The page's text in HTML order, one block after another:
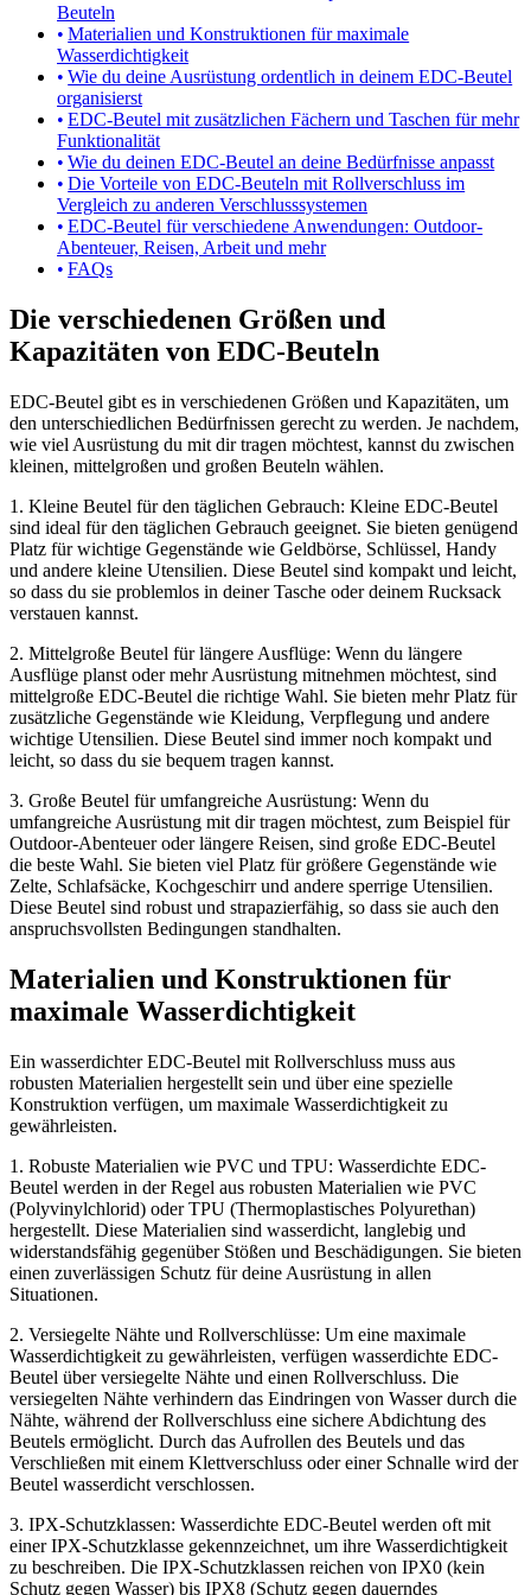
Beuteln
Materialien und Konstruktionen für maximale
Wasserdichtigkeit
Wie du deine Ausrüstung ordentlich in deinem EDC-Beutel
organisierst
EDC-Beutel mit zusätzlichen Fächern und Taschen für mehr
Funktionalität
Wie du deinen EDC-Beutel an deine Bedürfnisse anpasst
Die Vorteile von EDC-Beuteln mit Rollverschluss im
Vergleich zu anderen Verschlusssystemen
EDC-Beutel für verschiedene Anwendungen: Outdoor-
Abenteuer, Reisen, Arbeit und mehr
FAQs
Die verschiedenen Größen und
Kapazitäten von EDC-Beuteln
EDC-Beutel gibt es in verschiedenen Größen und Kapazitäten, um
den unterschiedlichen Bedürfnissen gerecht zu werden. Je nachdem,
wie viel Ausrüstung du mit dir tragen möchtest, kannst du zwischen
kleinen, mittelgroßen und großen Beuteln wählen.
1. Kleine Beutel für den täglichen Gebrauch: Kleine EDC-Beutel
sind ideal für den täglichen Gebrauch geeignet. Sie bieten genügend
Platz für wichtige Gegenstände wie Geldbörse, Schlüssel, Handy
und andere kleine Utensilien. Diese Beutel sind kompakt und leicht,
so dass du sie problemlos in deiner Tasche oder deinem Rucksack
verstauen kannst.
2. Mittelgroße Beutel für längere Ausflüge: Wenn du längere
Ausflüge planst oder mehr Ausrüstung mitnehmen möchtest, sind
mittelgroße EDC-Beutel die richtige Wahl. Sie bieten mehr Platz für
zusätzliche Gegenstände wie Kleidung, Verpflegung und andere
wichtige Utensilien. Diese Beutel sind immer noch kompakt und
leicht, so dass du sie bequem tragen kannst.
3. Große Beutel für umfangreiche Ausrüstung: Wenn du
umfangreiche Ausrüstung mit dir tragen möchtest, zum Beispiel für
Outdoor-Abenteuer oder längere Reisen, sind große EDC-Beutel
die beste Wahl. Sie bieten viel Platz für größere Gegenstände wie
Zelte, Schlafsäcke, Kochgeschirr und andere sperrige Utensilien.
Diese Beutel sind robust und strapazierfähig, so dass sie auch den
anspruchsvollsten Bedingungen standhalten.
Materialien und Konstruktionen für
maximale Wasserdichtigkeit
Ein wasserdichter EDC-Beutel mit Rollverschluss muss aus
robusten Materialien hergestellt sein und über eine spezielle
Konstruktion verfügen, um maximale Wasserdichtigkeit zu
gewährleisten.
1. Robuste Materialien wie PVC und TPU: Wasserdichte EDC-
Beutel werden in der Regel aus robusten Materialien wie PVC
(Polyvinylchlorid) oder TPU (Thermoplastisches Polyurethan)
hergestellt. Diese Materialien sind wasserdicht, langlebig und
widerstandsfähig gegenüber Stößen und Beschädigungen. Sie bieten
einen zuverlässigen Schutz für deine Ausrüstung in allen
Situationen.
2. Versiegelte Nähte und Rollverschlüsse: Um eine maximale
Wasserdichtigkeit zu gewährleisten, verfügen wasserdichte EDC-
Beutel über versiegelte Nähte und einen Rollverschluss. Die
versiegelten Nähte verhindern das Eindringen von Wasser durch die
Nähte, während der Rollverschluss eine sichere Abdichtung des
Beutels ermöglicht. Durch das Aufrollen des Beutels und das
Verschließen mit einem Klettverschluss oder einer Schnalle wird der
Beutel wasserdicht verschlossen.
3. IPX-Schutzklassen: Wasserdichte EDC-Beutel werden oft mit
einer IPX-Schutzklasse gekennzeichnet, um ihre Wasserdichtigkeit
zu beschreiben. Die IPX-Schutzklassen reichen von IPX0 (kein
Schutz gegen Wasser) bis IPX8 (Schutz gegen dauerndes